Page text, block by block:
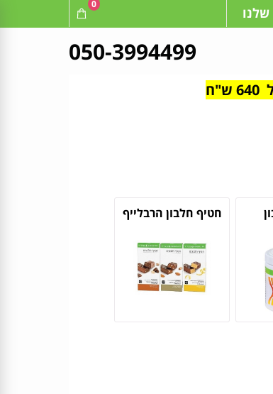
050-3994499
0
חטיף חלבון הרבלייף